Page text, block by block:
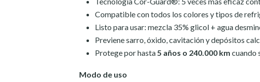
Compatible con todos los colores y tipos de
Listo para usar: mezcla 35% glicol + agua
Previene sarro, óxido, cavitación y depósitos
Protege por hasta5 años o 240.000 km cuando
Modo de uso